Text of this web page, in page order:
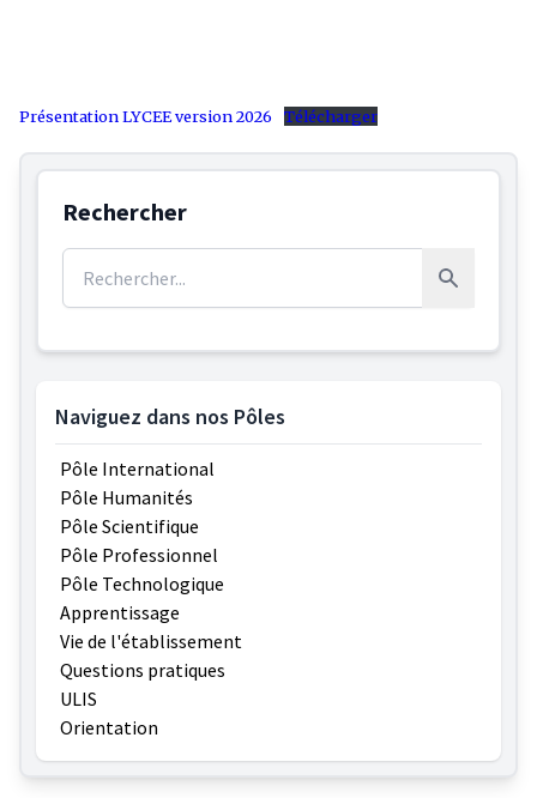
Présentation LYCEE version 2026 Télécharger
Rechercher
Rechercher :
Rechercher
Naviguez dans nos Pôles
Pôle International
Pôle Humanités
Pôle Scientifique
Pôle Professionnel
Pôle Technologique
Apprentissage
Vie de l'établissement
Questions pratiques
ULIS
Orientation